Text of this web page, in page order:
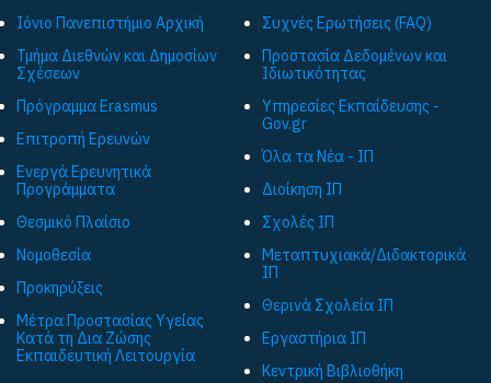
Ιόνιο Πανεπιστήμιο Αρχική
Τμήμα Διεθνών και Δημοσίων
Σχέσεων
Πρόγραμμα Εrasmus
Επιτροπή Ερευνών
Ενεργά Ερευνητικά
Προγράμματα
Θεσμικό Πλαίσιο
Νομοθεσία
Προκηρύξεις
Μέτρα Προστασίας Υγείας
Κατά τη Δια Ζώσης
Εκπαιδευτική Λειτουργία
Συχνές Ερωτήσεις (FAQ)
Προστασία Δεδομένων και
Ιδιωτικότητας
Υπηρεσίες Εκπαίδευσης -
Gov.gr
Όλα τα Νέα - ΙΠ
Διοίκηση ΙΠ
Σχολές ΙΠ
Μεταπτυχιακά/Διδακτορικά
ΙΠ
Θερινά Σχολεία ΙΠ
Εργαστήρια ΙΠ
Κεντρική Βιβλιοθήκη